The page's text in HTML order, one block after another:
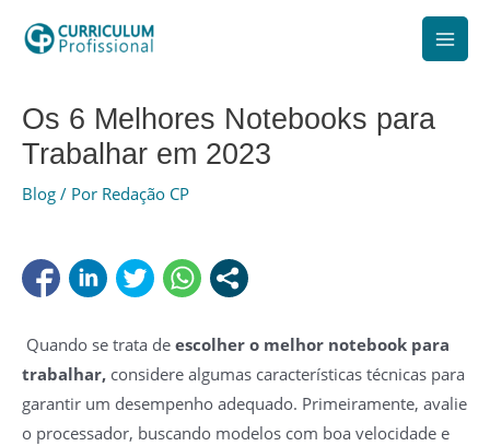
para
Main
Os 6 Melhores Notebooks para
Trabalhar em 2023
Blog / Por Redação CP
Quando se trata de escolher o melhor notebook para
trabalhar, considere algumas características técnicas para
garantir um desempenho adequado. Primeiramente, avalie
o processador, buscando modelos com boa velocidade e